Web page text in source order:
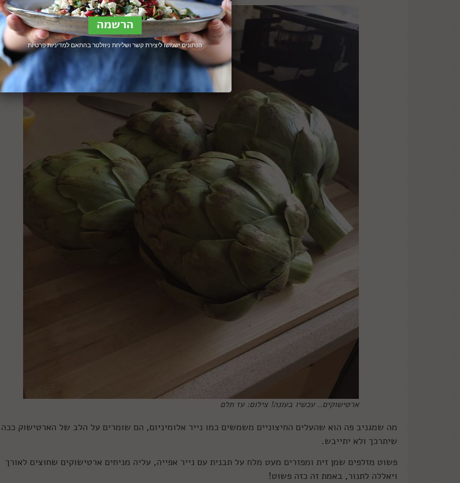
ארטישוקים.. עכשיו בעונה! צילום: עז תלם
מה שמגניב פה הוא שהעלים החיצוניים משמשים כמו נייר אלומיניום, הם שומרים על הלב של הארטישוק ככה
שיתרכך ולא יתייבש.
פשוט מזלפים שמן זית ומפזרים מעט מלח על תבנית עם נייר אפייה, עליה מניחים ארטישוקים שחוצים לאורך
ויאללה לתנור, באמת זה כזה פשוט!
הנתונים ישמשו ליצירת קשר ושליחת ניוזלטר בהתאם למדיניות פרטיות